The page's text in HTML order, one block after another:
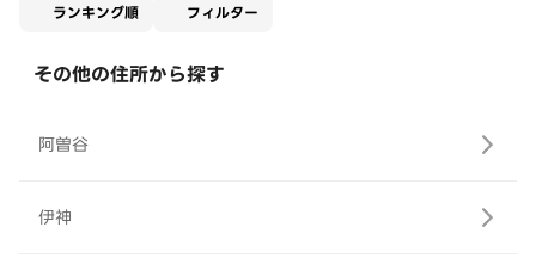
ランキング順 フィルター
その他の住所から探す
阿曽谷
伊神